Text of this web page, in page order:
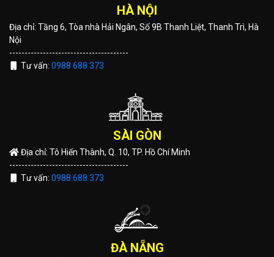
HÀ NỘI
Địa chỉ: Tầng 6, Tòa nhà Hải Ngân, Số 9B Thanh Liệt, Thanh Trì, Hà
Nội
---------------------------------------
Tư vấn: 0988 688 373
SÀI GÒN
Địa chỉ: Tô Hiến Thành, Q. 10, TP. Hồ Chí Minh
---------------------------------------
Tư vấn: 0988 688 373
ĐÀ NẴNG